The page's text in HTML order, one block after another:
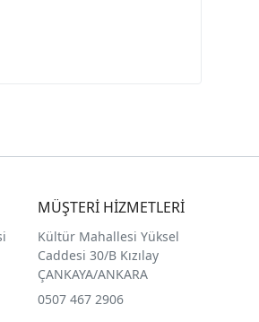
MÜŞTERİ HİZMETLERİ
Kültür Mahallesi Yüksel
Caddesi 30/B Kızılay
ÇANKAYA/ANKARA
0507 467 2906